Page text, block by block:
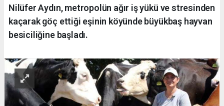
Nilüfer Aydın, metropolün ağır iş yükü ve stresinden
kaçarak göç ettiği eşinin köyünde büyükbaş hayvan
besiciliğine başladı.